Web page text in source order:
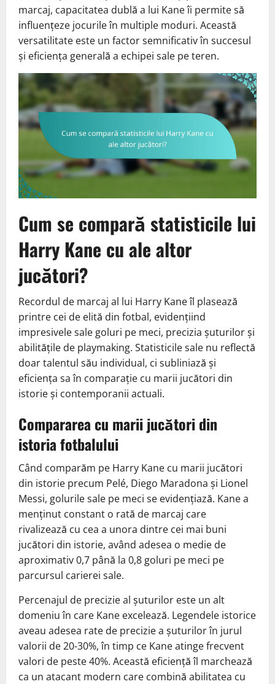
marcaj, capacitatea dublă a lui Kane îi permite să
influențeze jocurile în multiple moduri. Această
versatilitate este un factor semnificativ în succesul
și eficiența generală a echipei sale pe teren.
Cum se compară statisticile lui
Harry Kane cu ale altor
jucători?
Recordul de marcaj al lui Harry Kane îl plasează
printre cei de elită din fotbal, evidențiind
impresivele sale goluri pe meci, precizia șuturilor și
abilitățile de playmaking. Statisticile sale nu reflectă
doar talentul său individual, ci subliniază și
eficiența sa în comparație cu marii jucători din
istorie și contemporanii actuali.
Compararea cu marii jucători din
istoria fotbalului
Când comparăm pe Harry Kane cu marii jucători
din istorie precum Pelé, Diego Maradona și Lionel
Messi, golurile sale pe meci se evidențiază. Kane a
menținut constant o rată de marcaj care
rivalizează cu cea a unora dintre cei mai buni
jucători din istorie, având adesea o medie de
aproximativ 0,7 până la 0,8 goluri pe meci pe
parcursul carierei sale.
Percenajul de precizie al șuturilor este un alt
domeniu în care Kane excelează. Legendele istorice
aveau adesea rate de precizie a șuturilor în jurul
valorii de 20-30%, în timp ce Kane atinge frecvent
valori de peste 40%. Această eficiență îl marchează
ca un atacant modern care combină abilitatea cu